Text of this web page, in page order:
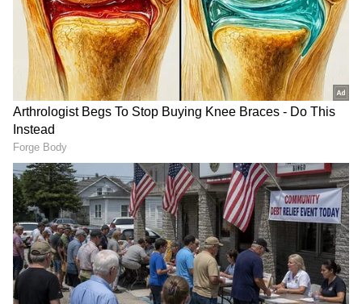
ವೈರ್‌ಲೆಸ್‌ ಇಯರ್‌ಬಡ್‌ಗಳಿಂದ
ಮೆದುಳು ಕ್ಯಾನ್ಸರ್ ಬರುತ್ತಾ?
ಬ್ಲೂಟೂತ್ ವಿಕಿರಣದ ಬಗ್ಗೆ WHO
ಹೇಳುವುದೇನು?
Nothing 4B: ಐಫೋನ್,
ಸ್ಯಾಮ್‌ಸಂಗ್‌ಗೆ ಸೆಡ್ಡು
ಹೊಡೆಯುತ್ತಾ ನಥಿಂಗ್ 4ಬಿ;
ಬಜೆಟ್ ಬೆಲೆಗೆ ಬೆಸ್ಟ್ ಕ್ಯಾಮೆರಾ
ಫೋನ್!
Smartphone Tips:
ವಾರಕ್ಕೊಮ್ಮೆ ಫೋನ್ ರೀಸ್ಟಾರ್ಟ್
ಮಾಡಲ್ವಾ? ಹಾಗಿದ್ರೆ ಏನೆಲ್ಲಾ
ಆಗುತ್ತೆ ಗೊತ್ತಾ?
Coffee Maker: ದಿನವೂ ಕೆಫೆ
ಸ್ಟೈಲ್ ಕಾಫಿ ಕುಡೀಬೇಕಾ? ₹100
ರಿಂದ ₹500ಕ್ಕೆ ಸಿಗುತ್ತೆ ಬೆಸ್ಟ್ ಕಾಫಿ
ಮೇಕರ್